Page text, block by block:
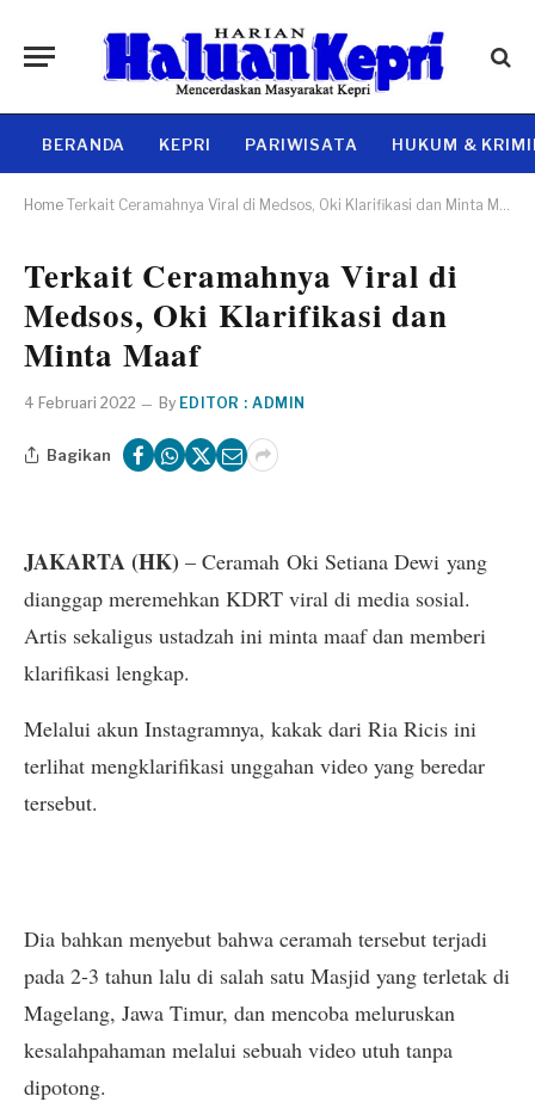
BERANDA KEPRI PARIWISATA HUKUM &
Home Terkait Ceramahnya Viral di Medsos, Oki Klarifikasi dan Minta Maaf
Terkait Ceramahnya Viral di
Medsos, Oki Klarifikasi dan
Minta Maaf
4 Februari 2022 By EDITOR : ADMIN
Bagikan
JAKARTA (HK) – Ceramah Oki Setiana Dewi yang
dianggap meremehkan KDRT viral di media sosial.
Artis sekaligus ustadzah ini minta maaf dan memberi
klarifikasi lengkap.
Melalui akun Instagramnya, kakak dari Ria Ricis ini
terlihat mengklarifikasi unggahan video yang beredar
tersebut.
Dia bahkan menyebut bahwa ceramah tersebut terjadi
pada 2-3 tahun lalu di salah satu Masjid yang terletak di
Magelang, Jawa Timur, dan mencoba meluruskan
kesalahpahaman melalui sebuah video utuh tanpa
dipotong.